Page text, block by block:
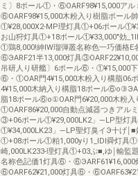
ミ〕8ポール①・⑥OARF98¥15,000アル
⑥OARF98¥15,000木粉入り樹脂ポール
①¥28,000X2-MP理灯具①+06ポール
お山狩灯具①+18ポール①¥33,000″効
①鶏8,000!紳IW瑠弾叢名称色一巧価格E
⑥ЭARF21半13,000灯具
吊研人り研艦〕6ポール⑥・①¥15,000
⑥・①OAR門4¥15,000木粉入り構脂06
4¥15,000木納入り構脂18ポール
脂18ポール⑥o①OAR門6¥20,000木粉入
①OARF86¥20,000自動点減器つきアル
③+06ポール①¥29,000LK2」―LP型灯
①¥34,000LK23」―LP聖灯臭イЭ十げ￨■
①+08ポール①粕1,000yり1_lDl舜灯具
崎,000LK233-理灯具①+03ぷ■,ゆ￨輸監
名称色記価1灯具⑥・⑥ЭARF61¥16,000
⑥OARF62¥21,000灯具⑥・